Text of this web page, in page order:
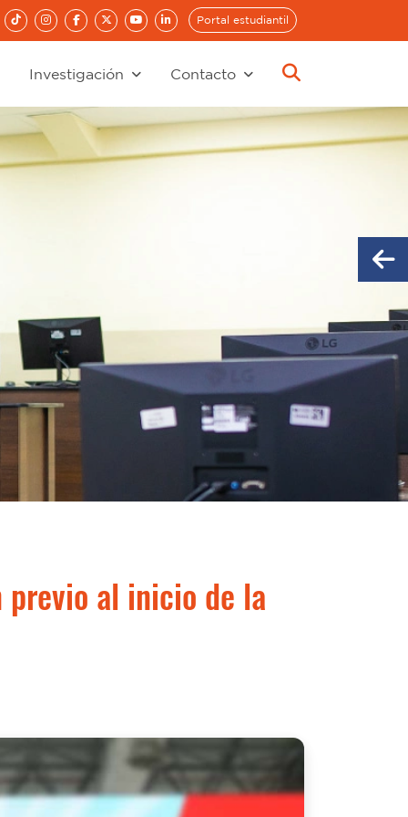
Portal estudiantil
Investigación Contacto
al inicio de la